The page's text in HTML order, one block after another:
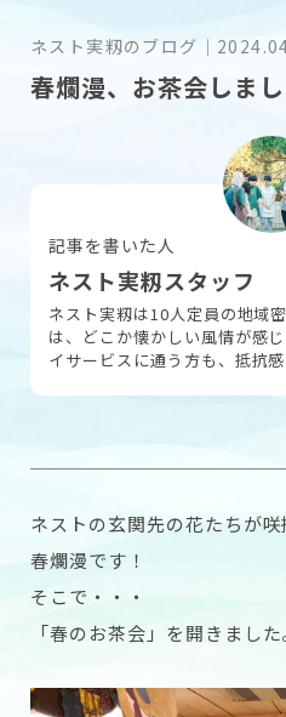
お問い
ネスト実籾のブログ ｜
春爛漫、お茶会しま
記事を書いた人
ネスト実籾スタッフ
ネスト実籾は10人定員の地域
は、どこか懐かしい風情が感
イサービスに通う方も、抵抗
ネストの玄関先の花たちが咲
春爛漫です！
そこで・・・
「春のお茶会」を開きました